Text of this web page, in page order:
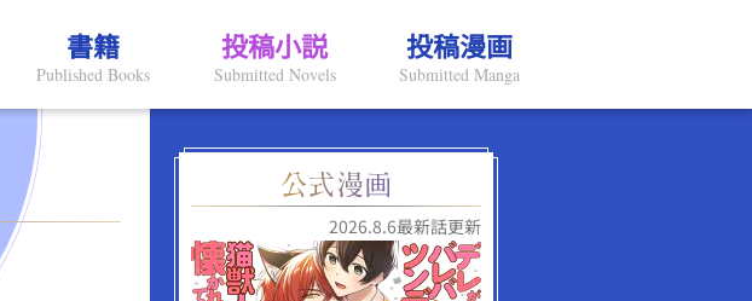
書籍
Published Books
投稿小説
Submitted Novels
投稿漫画
Submitted Manga
2026.8.6最新話更新